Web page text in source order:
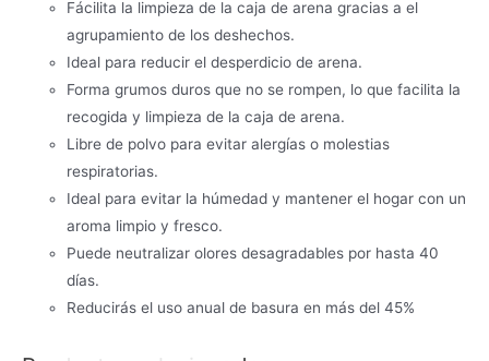
Fácilita la limpieza de la caja de arena gracias a el
agrupamiento de los deshechos.
Ideal para reducir el desperdicio de arena.
Forma grumos duros que no se rompen, lo que facilita la
recogida y limpieza de la caja de arena.
Libre de polvo para evitar alergías o molestias
respiratorias.
Ideal para evitar la húmedad y mantener el hogar con un
aroma limpio y fresco.
Puede neutralizar olores desagradables por hasta 40
días.
Reducirás el uso anual de basura en más del 45%